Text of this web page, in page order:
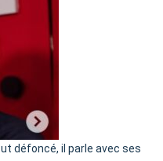
d’alliance
secrète
«
C’est
défoncé, il parle avec ses